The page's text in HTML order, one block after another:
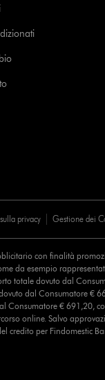
privacy Gestione dei
con finalità
da esempio
totale dovuto dal
dal Consumatore €
Consumatore € 691,20,
online. Salvo
credito per Findomestic